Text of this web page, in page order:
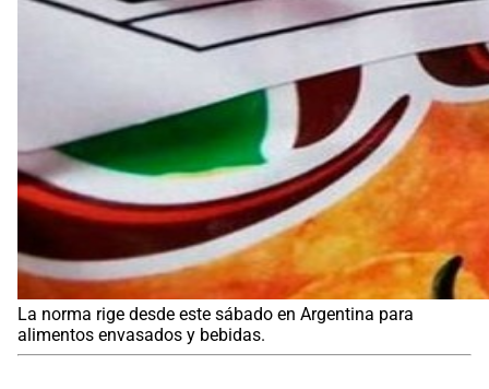
La norma rige desde este sábado en Argentina para
alimentos envasados y bebidas.